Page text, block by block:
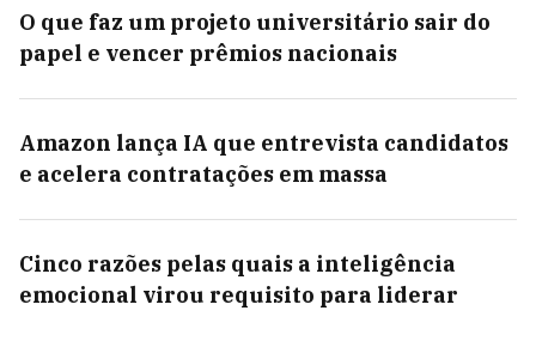
O que faz um projeto universitário sair do
papel e vencer prêmios nacionais
Amazon lança IA que entrevista candidatos
e acelera contratações em massa
Cinco razões pelas quais a inteligência
emocional virou requisito para liderar